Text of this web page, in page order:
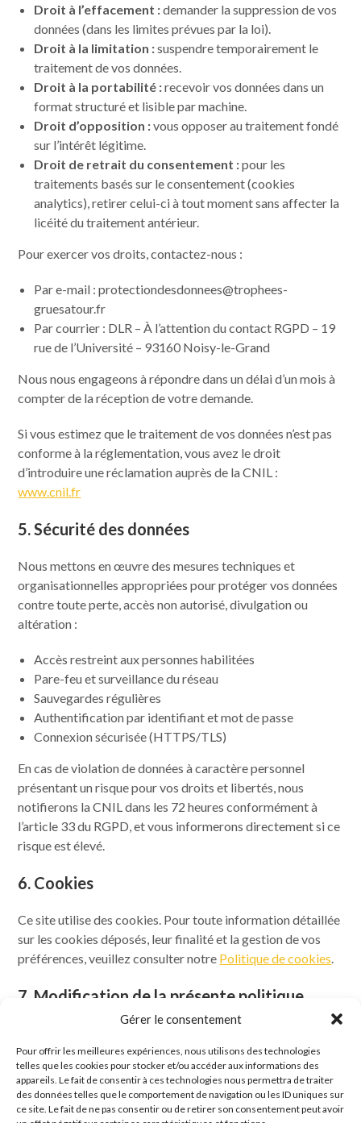
Gérer le consentement
Pour offrir les meilleures expériences, nous utilisons des technologies
telles que les cookies pour stocker et/ou accéder aux informations des
appareils. Le fait de consentir à ces technologies nous permettra de traiter
des données telles que le comportement de navigation ou les ID uniques sur
ce site. Le fait de ne pas consentir ou de retirer son consentement peut avoir
Droit à l’effacement :demander la suppression de vos
données (dans les limites prévues par la loi).
Droit à la limitation :suspendre temporairement le
traitement de vos données.
Droit à la portabilité :recevoir vos données dans un
format structuré et lisible par machine.
Droit d’opposition :vous opposer au traitement fondé
sur l’intérêt légitime.
Droit de retrait du consentement :pour les
traitements basés sur le consentement (cookies
analytics), retirer celui-ci à tout moment sans affecter la
licéité du traitement antérieur.
Pour exercer vos droits, contactez-nous :
Par e-mail : protectiondesdonnees@trophees-
gruesatour.fr
Par courrier : DLR – À l’attention du contact RGPD – 19
rue de l’Université – 93160 Noisy-le-Grand
Nous nous engageons à répondre dans un délai d’un mois à
compter de la réception de votre demande.
Si vous estimez que le traitement de vos données n’est pas
conforme à la réglementation, vous avez le droit
d’introduire une réclamation auprès de la CNIL :
www.cnil.fr
5. Sécurité des données
Nous mettons en œuvre des mesures techniques et
organisationnelles appropriées pour protéger vos données
contre toute perte, accès non autorisé, divulgation ou
altération :
Accès restreint aux personnes habilitées
Pare-feu et surveillance du réseau
Sauvegardes régulières
Authentification par identifiant et mot de passe
Connexion sécurisée (HTTPS/TLS)
En cas de violation de données à caractère personnel
présentant un risque pour vos droits et libertés, nous
notifierons la CNIL dans les 72 heures conformément à
l’article 33 du RGPD, et vous informerons directement si ce
risque est élevé.
6. Cookies
Ce site utilise des cookies. Pour toute information détaillée
sur les cookies déposés, leur finalité et la gestion de vos
préférences, veuillez consulter notre Politique de cookies.
7. Modification de la présente politique
confidentialité à tout moment, notamment pour nous
conformer à l’évolution de la réglementation. La date de
dernière mise à jour est indiquée en tête de document. Nous
vous invitons à la consulter régulièrement.